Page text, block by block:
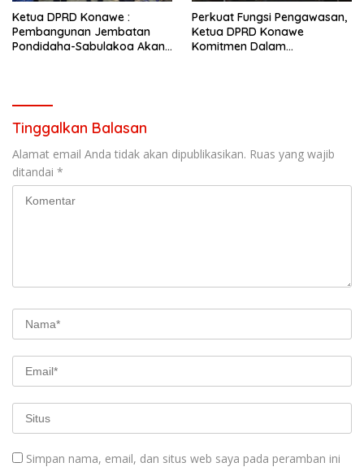
Ketua DPRD Konawe :
Pembangunan Jembatan
Pondidaha-Sabulakoa Akan
Perkuat Fungsi Pengawasan,
Ketua DPRD Konawe
Komitmen Dalam
Tinggalkan Balasan
Alamat email Anda tidak akan dipublikasikan. Ruas yang wajib
ditandai *
Simpan nama, email, dan situs web saya pada peramban ini